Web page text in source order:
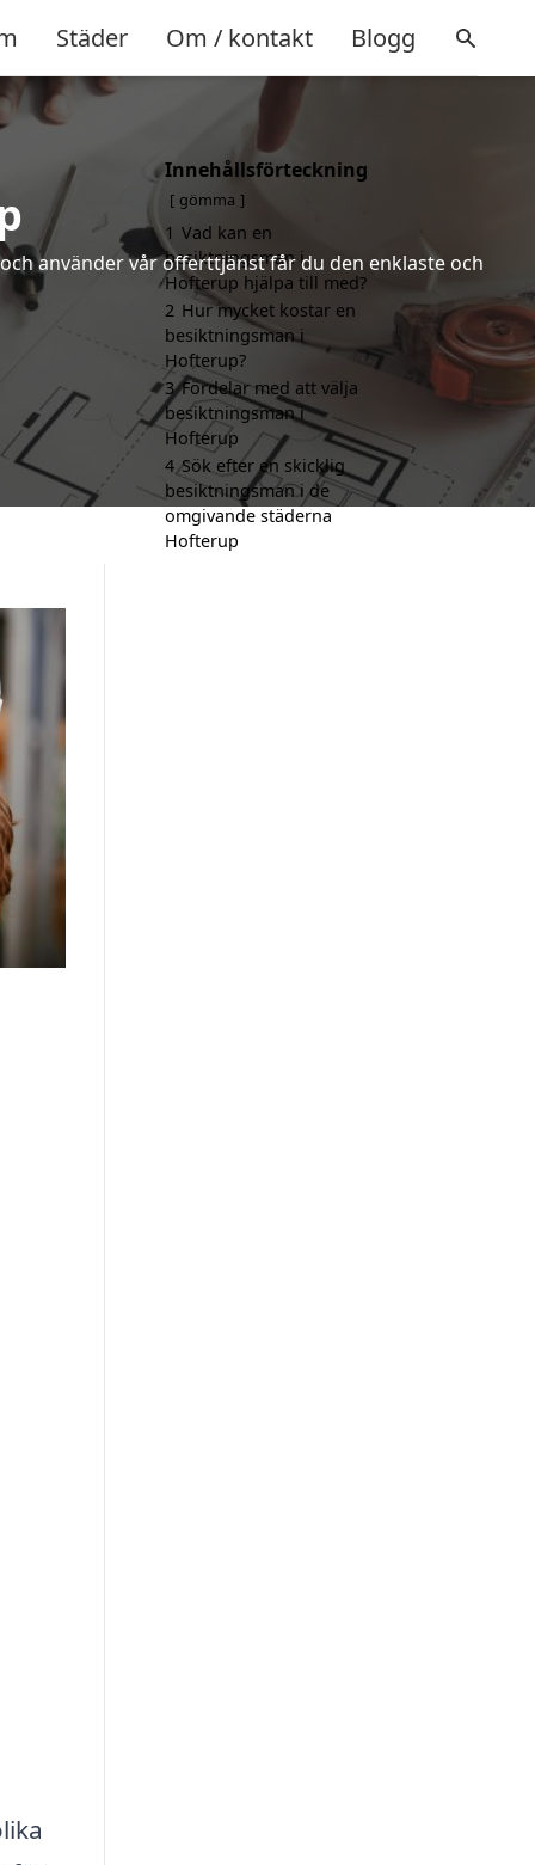
Städer Om / kontakt Blogg
använder vår offerttjänst får du den enklaste och
Innehållsförteckning
gömma
1 Vad kan en
besiktningsman i
Hofterup hjälpa till med?
2 Hur mycket kostar en
besiktningsman i
Hofterup?
3 Fördelar med att välja
besiktningsman i
Hofterup
4 Sök efter en skicklig
besiktningsman i de
omgivande städerna
Hofterup